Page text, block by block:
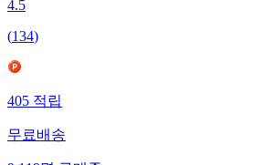
4.5
(134)
405적립
무료배송